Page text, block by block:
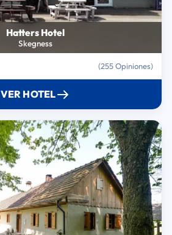
Hatters Hotel
Skegness
(255 Opiniones)
VER HOTEL